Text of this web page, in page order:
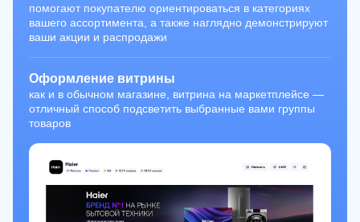
помогают покупателю ориентироваться в категориях
вашего ассортимента, а также наглядно демонстрируют
ваши акции и распродажи
Оформление витрины
как и в обычном магазине, витрина на маркетплейсе —
отличный способ подсветить выбранные вами группы
товаров